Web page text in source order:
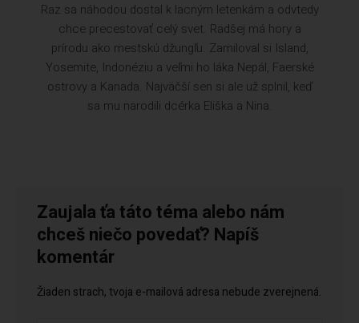
Raz sa náhodou dostal k lacným letenkám a odvtedy
chce precestovať celý svet. Radšej má hory a
prírodu ako mestskú džungľu. Zamiloval si Island,
Yosemite, Indonéziu a veľmi ho láka Nepál, Faerské
ostrovy a Kanada. Najväčší sen si ale už splnil, keď
sa mu narodili dcérka Eliška a Nina.
Zaujala ťa táto téma alebo nám
chceš niečo povedať? Napíš
komentár
Žiaden strach, tvoja e-mailová adresa nebude zverejnená.